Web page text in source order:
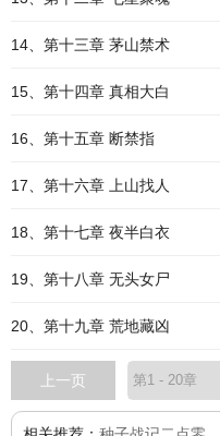
14、第十三章 茅山禁术
15、第十四章 真相大白
16、第十五章 断禁指
17、第十六章 上山找人
18、第十七章 夜半白衣
19、第十八章 无头女尸
20、第十九章 荒地藏凶
上一页